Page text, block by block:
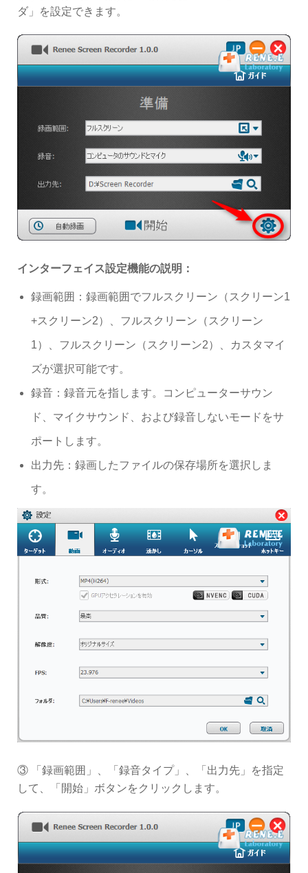
ダ」を設定できます。
インターフェイス設定機能の説明：
録画範囲：録画範囲でフルスクリーン（スクリーン1
+スクリーン2）、フルスクリーン（スクリーン
1）、フルスクリーン（スクリーン2）、カスタマイ
ズが選択可能です。
録音：録音元を指します。コンピューターサウン
ド、マイクサウンド、および録音しないモードをサ
ポートします。
出力先：録画したファイルの保存場所を選択しま
す。
③ 「録画範囲」、「録音タイプ」、「出力先」を指定
して、「開始」ボタンをクリックします。